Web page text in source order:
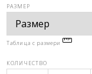
РАЗМЕР
Таблица с размери
КОЛИЧЕСТВО